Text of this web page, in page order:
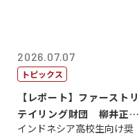
2026.07.07
トピックス
【レポート】ファーストリ
テイリング財団 柳井正
理事長
インドネシア高校生向け奨